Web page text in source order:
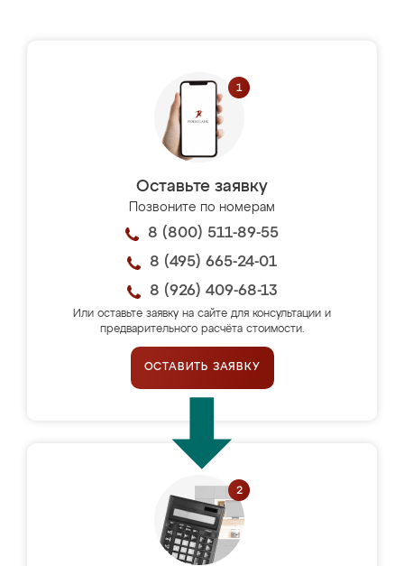
Оставьте заявку
Позвоните по номерам
8 (800) 511-89-55
8 (495) 665-24-01
8 (926) 409-68-13
Или оставьте заявку на сайте для консультации и
предварительного расчёта стоимости.
ОСТАВИТЬ ЗАЯВКУ